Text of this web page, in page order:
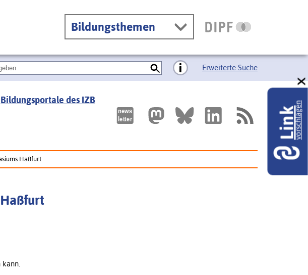
Bildungsthemen
Erweiterte Suche
Bildungsportale des IZB
Haßfurt
Linkvorschlagen